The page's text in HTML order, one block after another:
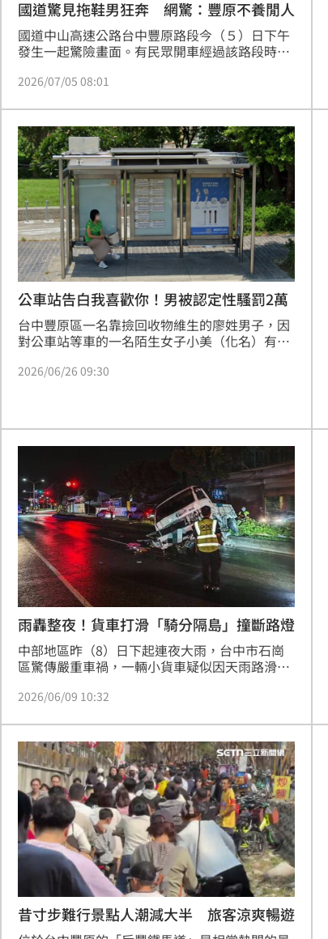
12:00
10:30
10:00
國道驚見拖鞋男狂奔 網驚：豐原不養閒人
國道中山高速公路台中豐原路段今（５）日下午
發生一起驚險畫面。有民眾開車經過該路段時，
上奮力奔跑，驚險萬分的過程被車內乘客拍下並
傳與討論。
2026/07/05 08:01
公車站告白我喜歡你！男被認定性騷罰2萬
台中豐原區一名靠撿回收物維生的廖姓男子，因
對公車站等車的一名陌生女子小美（化名）有好
「我喜歡你」，嚇得小美報警處理。事後廖男被
2026/06/26 09:30
雨轟整夜！貨車打滑「騎分隔島」撞斷路燈
中部地區昨（8）日下起連夜大雨，台中市石崗
區驚傳嚴重車禍，一輛小貨車疑似因天雨路滑，
成翻覆，撞擊力道猛烈，路燈桿當場被撞斷。消
至於詳細事故發生原因有待釐清。
2026/06/09 10:32
昔寸步難行景點人潮減大半 旅客涼爽暢遊